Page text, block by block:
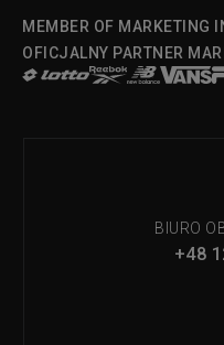
MEMBER OF MARKETING
OFICJALNY PARTNER
BIURO
+48